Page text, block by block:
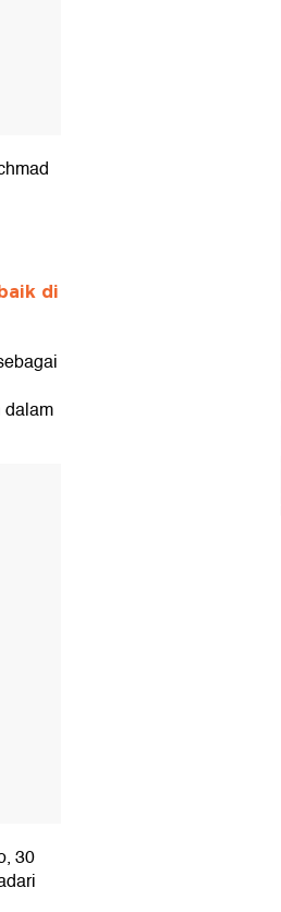
di
dalam
30